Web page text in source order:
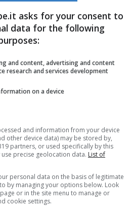
tutti i giorni, sapere di potergli
adattarsi alla vita in
se ci piacciono molto
cibo e visite mediche,
molto più
asks for your consent to
data for the following
and content, advertising and content
research and services development
on a device
and information from your device
other device data) may be stored by,
partners, or used specifically by this
precise geolocation data. List of
personal data on the basis of legitimate
by managing your options below. Look
or in the site menu to manage or
cookie settings.